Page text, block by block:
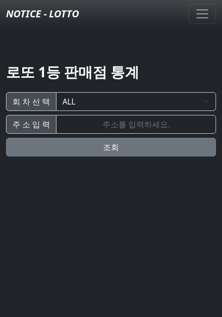
NOTICE - LOTTO
로또 1등 판매점 통계
회 차 선 택
주 소 입 력
조회